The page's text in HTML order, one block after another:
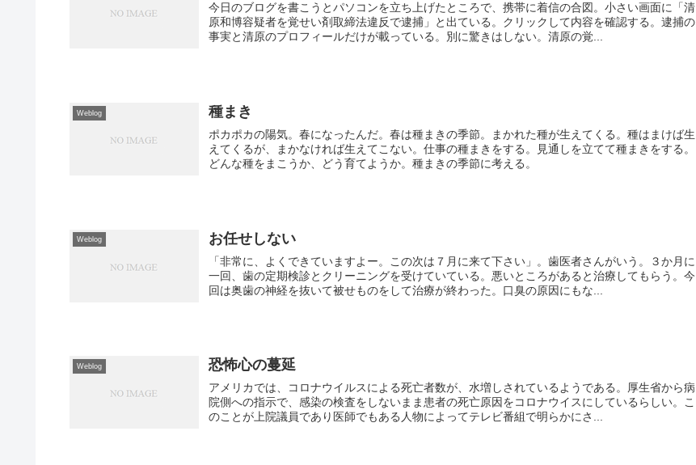
今日のブログを書こうとパソコンを立ち上げたところで、携帯に着信の合図。小さい画面に「清
原和博容疑者を覚せい剤取締法違反で逮捕」と出ている。クリックして内容を確認する。逮捕の
事実と清原のプロフィールだけが載っている。別に驚きはしない。清原の覚...
Weblog 種まき
ポカポカの陽気。春になったんだ。春は種まきの季節。まかれた種が生えてくる。種はまけば生
えてくるが、まかなければ生えてこない。仕事の種まきをする。見通しを立てて種まきをする。
どんな種をまこうか、どう育てようか。種まきの季節に考える。
Weblog お任せしない
「非常に、よくできていますよー。この次は７月に来て下さい」。歯医者さんがいう。３か月に
一回、歯の定期検診とクリーニングを受けていている。悪いところがあると治療してもらう。今
回は奥歯の神経を抜いて被せものをして治療が終わった。口臭の原因にもな...
Weblog 恐怖心の蔓延
アメリカでは、コロナウイルスによる死亡者数が、水増しされているようである。厚生省から病
院側への指示で、感染の検査をしないまま患者の死亡原因をコロナウイスにしているらしい。こ
のことが上院議員であり医師でもある人物によってテレビ番組で明らかにさ...